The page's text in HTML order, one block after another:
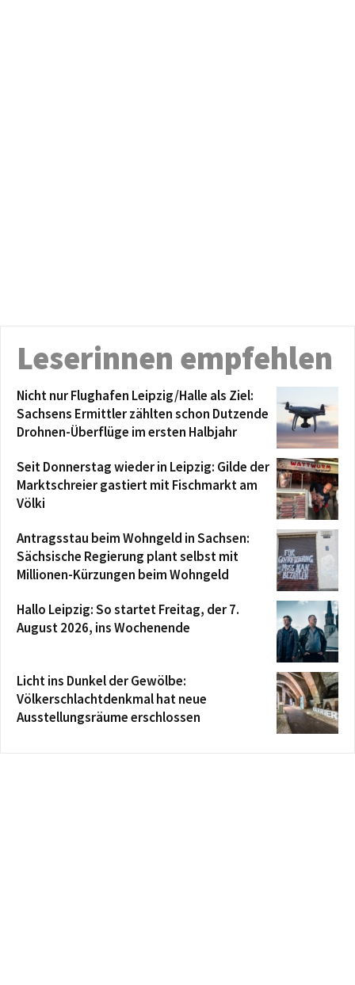
Leserinnen empfehlen
Nicht nur Flughafen Leipzig/Halle als Ziel:
Sachsens Ermittler zählten schon Dutzende
Drohnen-Überflüge im ersten Halbjahr
Seit Donnerstag wieder in Leipzig: Gilde der
Marktschreier gastiert mit Fischmarkt am
Völki
Antragsstau beim Wohngeld in Sachsen:
Sächsische Regierung plant selbst mit
Millionen-Kürzungen beim Wohngeld
Hallo Leipzig: So startet Freitag, der 7.
August 2026, ins Wochenende
Licht ins Dunkel der Gewölbe:
Völkerschlachtdenkmal hat neue
Ausstellungsräume erschlossen